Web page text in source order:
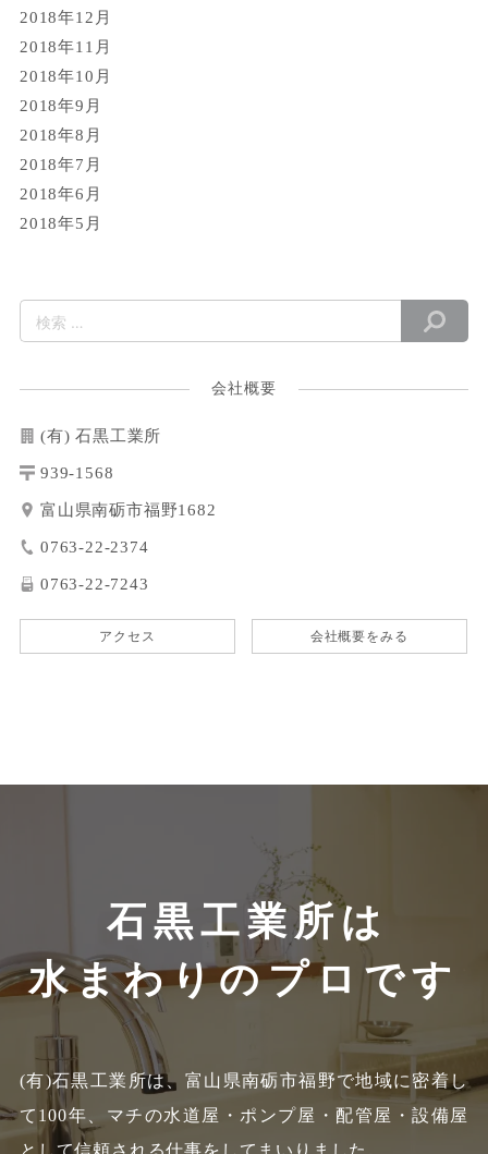
2018年12月
2018年11月
2018年10月
2018年9月
2018年8月
2018年7月
2018年6月
2018年5月
会社概要
(有) 石黒工業所
939-1568
富山県南砺市福野1682
0763-22-2374
0763-22-7243
アクセス 会社概要をみる
石黒工業所は
水まわりのプロです
(有)石黒工業所は、富山県南砺市福野で地域に密着し
て100年、 マチの水道屋・ポンプ屋・配管屋・設備屋
として信頼される仕事をしてまいりました。